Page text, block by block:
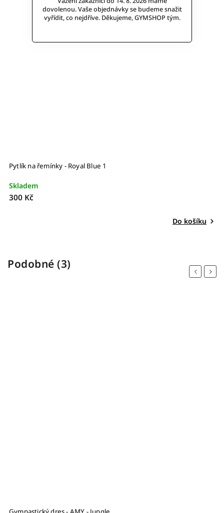
dovolenou. Vaše objednávky se budeme snažit
vyřídit, co nejdříve. Děkujeme, GYMSHOP tým.
Pytlík na řemínky - Royal Blue 1
Skladem
300 Kč
Do košíku
Podobné (3)
Previous
Next